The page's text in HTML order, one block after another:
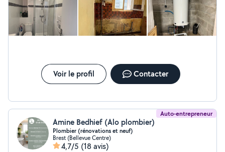
Voir le profil Contacter
Auto-entrepreneur
Amine Bedhief (Alo plombier)
Plombier (rénovations et neuf)
Brest (Bellevue Centre)
4,7/5 (18 avis)